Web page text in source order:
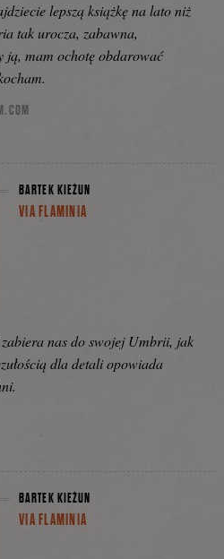
lepszą książkę na lato niż
tak urocza, zabawna,
ją, mam ochotę obdarować
BARTEK KIEŻUN
VIA FLAMINIA
nas do swojej Umbrii, jak
dla detali opowiada
BARTEK KIEŻUN
VIA FLAMINIA